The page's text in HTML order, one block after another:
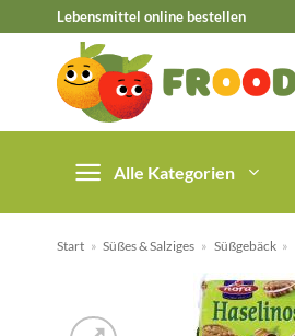
springen
Lebensmittel online bestellen
Alle Kategorien
Start » Süßes & Salziges » Süßgebäck »